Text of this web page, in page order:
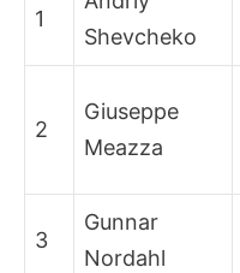
1
Shevcheko
2
Giuseppe
Meazza
3
Gunnar
Nordahl